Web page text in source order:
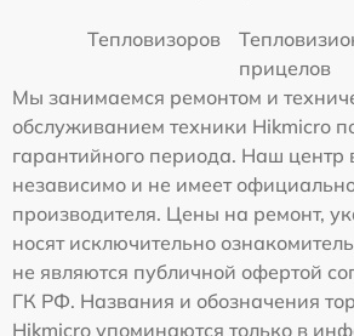
Тепловизоров
прицелов
Мы занимаемся ремонтом и
обслуживанием техники Hikmicro
гарантийного периода. Наш центр
независимо и не имеет
производителя. Цены на ремонт,
носят исключительно
не являются публичной офертой
ГК РФ. Названия и обозначения
Hikmicro упоминаются только в